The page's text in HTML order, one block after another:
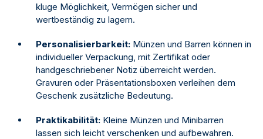
kluge Möglichkeit, Vermögen sicher und
wertbeständig zu lagern.
Personalisierbarkeit: Münzen und Barren können in
individueller Verpackung, mit Zertifikat oder
handgeschriebener Notiz überreicht werden.
Gravuren oder Präsentationsboxen verleihen dem
Geschenk zusätzliche Bedeutung.
Praktikabilität: Kleine Münzen und Minibarren
lassen sich leicht verschenken und aufbewahren.